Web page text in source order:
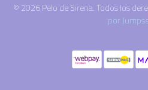
© 2026 Pelo de Sirena. Todos los
por